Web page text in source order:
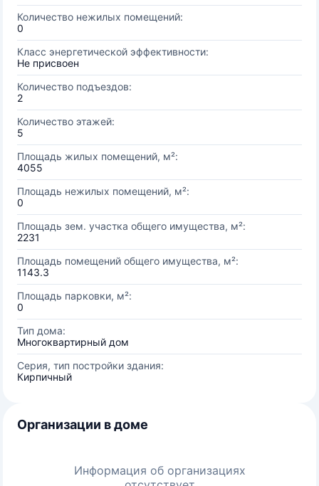
Количество нежилых помещений:
0
Класс энергетической эффективности:
Не присвоен
Количество подъездов:
2
Количество этажей:
5
Площадь жилых помещений, м²:
4055
Площадь нежилых помещений, м²:
0
Площадь зем. участка общего имущества, м²:
2231
Площадь помещений общего имущества, м²:
1143.3
Площадь парковки, м²:
0
Тип дома:
Многоквартирный дом
Серия, тип постройки здания:
Кирпичный
Организации в доме
Информация об организациях